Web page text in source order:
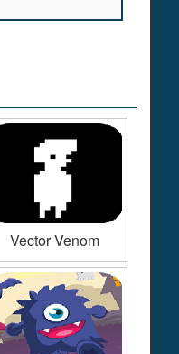
Vector Venom